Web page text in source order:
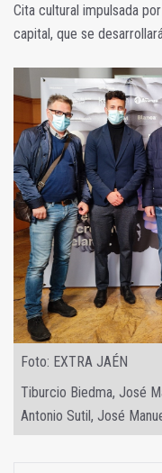
Cita cultural impulsada
capital, que se
Foto: EXTRA JAÉN
Tiburcio Biedma, José
Antonio Sutil, José